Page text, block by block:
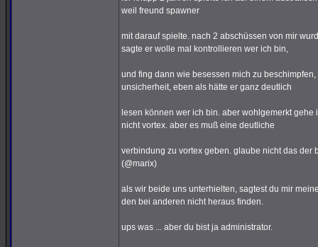
weil freund spawner
mit darauf spielte. nach 2 abschüssen von mir
sagte er wolle mal kontrollieren wer ich bin,
und fing dann wie besessen mich zu
unsicherheit, eben als hätte er ganz deutlich
lesen können wer ich bin. aber wohlgemerkt
nicht vortex. aber es muß eine deutliche
verbindung zu vortex geben. glaube nicht das
(@marix)
als wir beide uns unterhielten, sagtest du mir
den bei anderen nicht heraus finden.
ups was ... aber du bist ja administrator.